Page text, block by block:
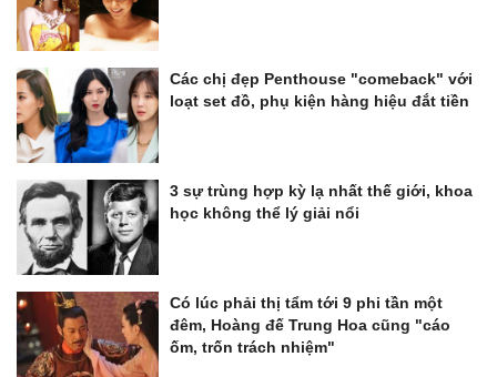
Các chị đẹp Penthouse "comeback" với
loạt set đồ, phụ kiện hàng hiệu đắt tiền
3 sự trùng hợp kỳ lạ nhất thế giới, khoa
học không thể lý giải nổi
Có lúc phải thị tẩm tới 9 phi tần một
đêm, Hoàng đế Trung Hoa cũng "cáo
ốm, trốn trách nhiệm"